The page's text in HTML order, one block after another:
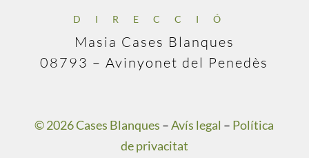
DIRECCIÓ
Masia Cases Blanques
08793 – Avinyonet del Penedès
© 2026 Cases Blanques –Avís legal – Política
de privacitat